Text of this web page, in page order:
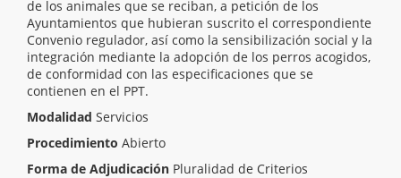
de los animales que se reciban, a petición de los
Ayuntamientos que hubieran suscrito el correspondiente
Convenio regulador, así como la sensibilización social y la
integración mediante la adopción de los perros acogidos,
de conformidad con las especificaciones que se
contienen en el PPT.
Modalidad Servicios
Procedimiento Abierto
Forma de Adjudicación Pluralidad de Criterios